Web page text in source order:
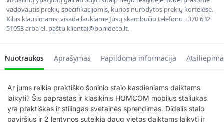
vadovautis prekių specifikacijomis, kurios nurodytos prekių kortelėse.
Kilus klausimams, visada laukiame Jūsų skambučio telefonu +370 632
51053 arba el. paštu klientai@bonideco.lt.
Nuotraukos Aprašymas Papildoma informacija
Ar jums reikia praktiško šoninio stalo kasdieniams daiktams
laikyti? Šis paprastas ir klasikinis HOMCOM mobilus staliukas
yra praktiškas ir stilingas svetainės sprendimas. Didelis stalo
paviršius ir 2 lentynos suteikia daug vietos daiktams laikyti ir